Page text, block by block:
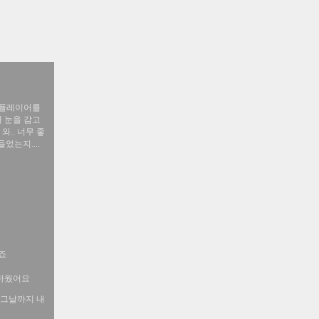
레이어를
눈을 감고
.. 너무 좋
었는지....
웠어요
날까지 내